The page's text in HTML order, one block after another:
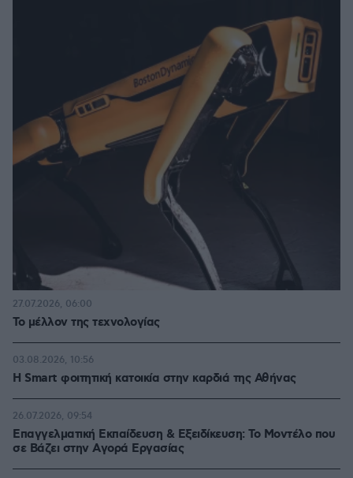
Το μέλλον της τεχνολογίας
27.07.2026, 06:00
Η Smart φοιτητική κατοικία στην καρδιά της Αθήνας
03.08.2026, 10:56
Επαγγελματική Εκπαίδευση & Εξειδίκευση: Το Mοντέλο που
σε Bάζει στην Aγορά Eργασίας
26.07.2026, 09:54